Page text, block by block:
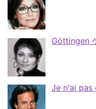
Göttingen
Je n'ai pas